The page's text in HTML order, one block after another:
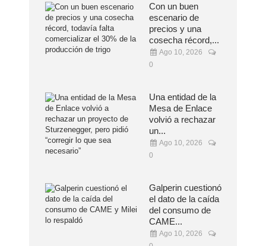
Con un buen
escenario de
precios y una
cosecha récord,...
Ago 10, 2026
0
Una entidad de la
Mesa de Enlace
volvió a rechazar
un...
Ago 10, 2026
0
Galperin cuestionó
el dato de la caída
del consumo de
CAME...
Ago 10, 2026